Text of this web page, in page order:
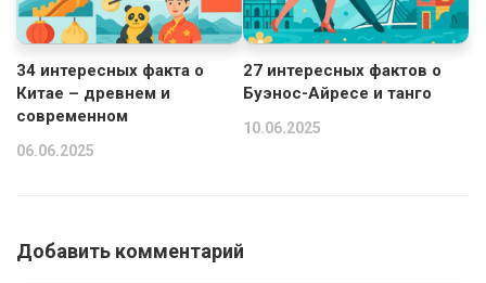
34 интересных факта о
Китае – древнем и
современном
06.06.2025
27 интересных фактов о
Буэнос-Айресе и танго
10.06.2025
Добавить комментарий